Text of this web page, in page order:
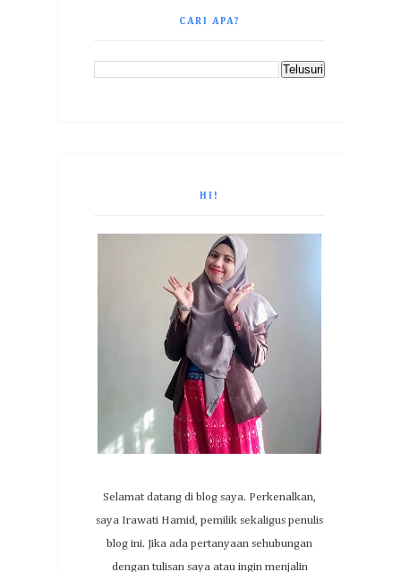
CARI APA?
HI!
Selamat datang di blog saya. Perkenalkan,
saya Irawati Hamid, pemilik sekaligus penulis
blog ini. Jika ada pertanyaan sehubungan
dengan tulisan saya atau ingin menjalin